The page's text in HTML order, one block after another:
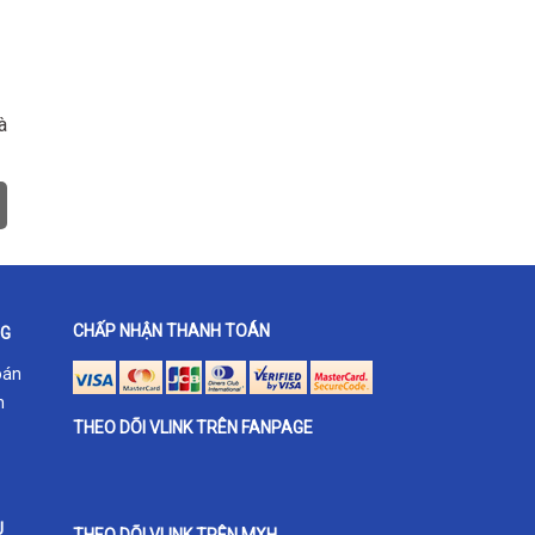
CHẤP NHẬN THANH TOÁN
THEO DÕI VLINK TRÊN FANPAGE